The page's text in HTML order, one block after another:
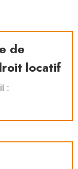
de
locatif
: